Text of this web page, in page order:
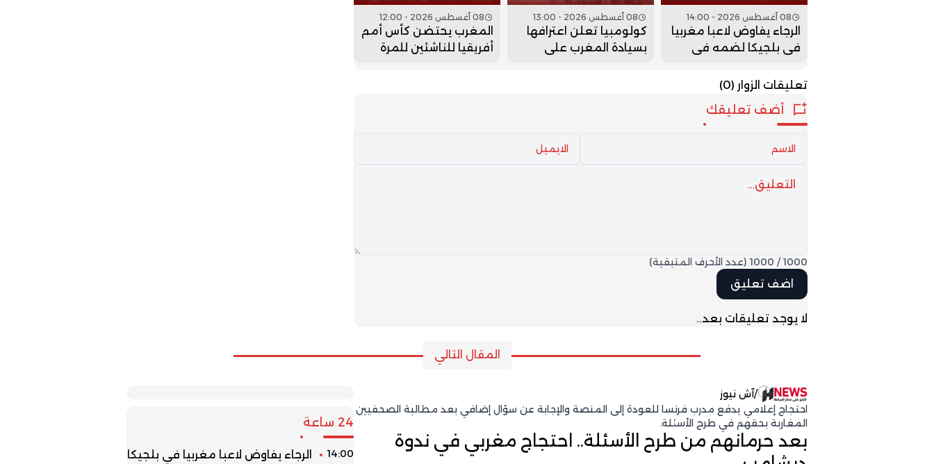
08 أغسطس 2026 - 14:00
الرجاء يفاوض لاعبا مغربيا
في بلجيكا لضمه في
08 أغسطس 2026 - 13:00
كولومبيا تعلن اعترافها
بسيادة المغرب على
08 أغسطس 2026 - 12:00
المغرب يحتضن كأس أمم
أفريقيا للناشئين للمرة
تعليقات الزوار (0)
أضف تعليقك
1000
/
1000 (عدد الأحرف المتبقية)
لا يوجد تعليقات بعد..
المقال التالي
/آش نيوز
احتجاج إعلامي يدفع مدرب فرنسا للعودة إلى المنصة والإجابة عن سؤال إضافي بعد مطالبة الصحفيين
المغاربة بحقهم في طرح الأسئلة.
بعد حرمانهم من طرح الأسئلة.. احتجاج مغربي في ندوة
24 ساعة
14:00
الرجاء يفاوض لاعبا مغربيا في بلجيكا